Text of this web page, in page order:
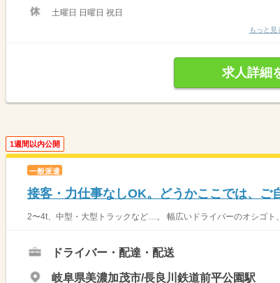
土曜日 日曜日 祝日
もっと見
求人詳細
1週間以内公開
一般派遣
接客・力仕事なしOK。どうかここでは、ご
2〜4t、中型・大型トラックなど…。 幅広いドライバーのオシゴ
ドライバー・配達・配送
岐阜県美濃加茂市/長良川鉄道前平公園駅